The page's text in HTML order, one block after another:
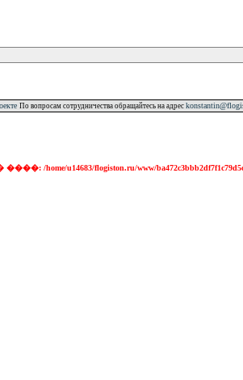
По вопросам сотрудничества обращайтесь на адрес
flogiston.ru/www/